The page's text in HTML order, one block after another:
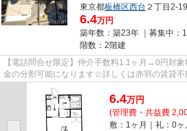
東京都板橋区西台 ２丁目2-19
6.4万円
築年数：築23年 ｜募集中：
階数：2階建
【電話問合せ限定】仲介手数料1.1ヶ月→0円対
金の分割可能になります☆詳しくは赤羽の賃貸不
VISION赤羽店までご連絡下さい！！
6.4万円
(管理費・共益費
敷：1ヶ月｜礼：0ヶ